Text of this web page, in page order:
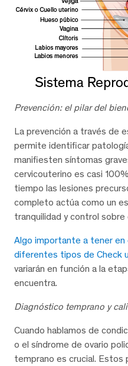
Prevención: el pilar del
La prevención a través de
permite identificar
manifiesten síntomas
cervicouterino es casi
tiempo las lesiones
completo actúa como un
tranquilidad y control sobre
Algo importante a tener
diferentes tipos de Check
variarán en función a la
encuentra.
Diagnóstico temprano y
Cuando hablamos de
o el síndrome de ovario
temprano es crucial. Estos